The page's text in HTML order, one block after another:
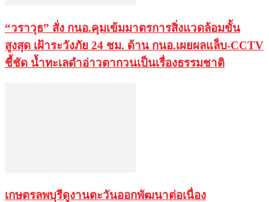
“วราวุธ” สั่ง กนอ.คุมเข้มมาตรการสิ่งแวดล้อมขั้น
สูงสุด เฝ้าระวังภัย 24 ชม. ด้าน กนอ.เผยผลแล็บ-CCTV
ชี้ชัด น้ำทะเลดำอ่าวตากวนเป็นเรื่องธรรมชาติ
เกษตรลพบุรีดูงานตะวันออกพัฒนาต่อเนื่อง